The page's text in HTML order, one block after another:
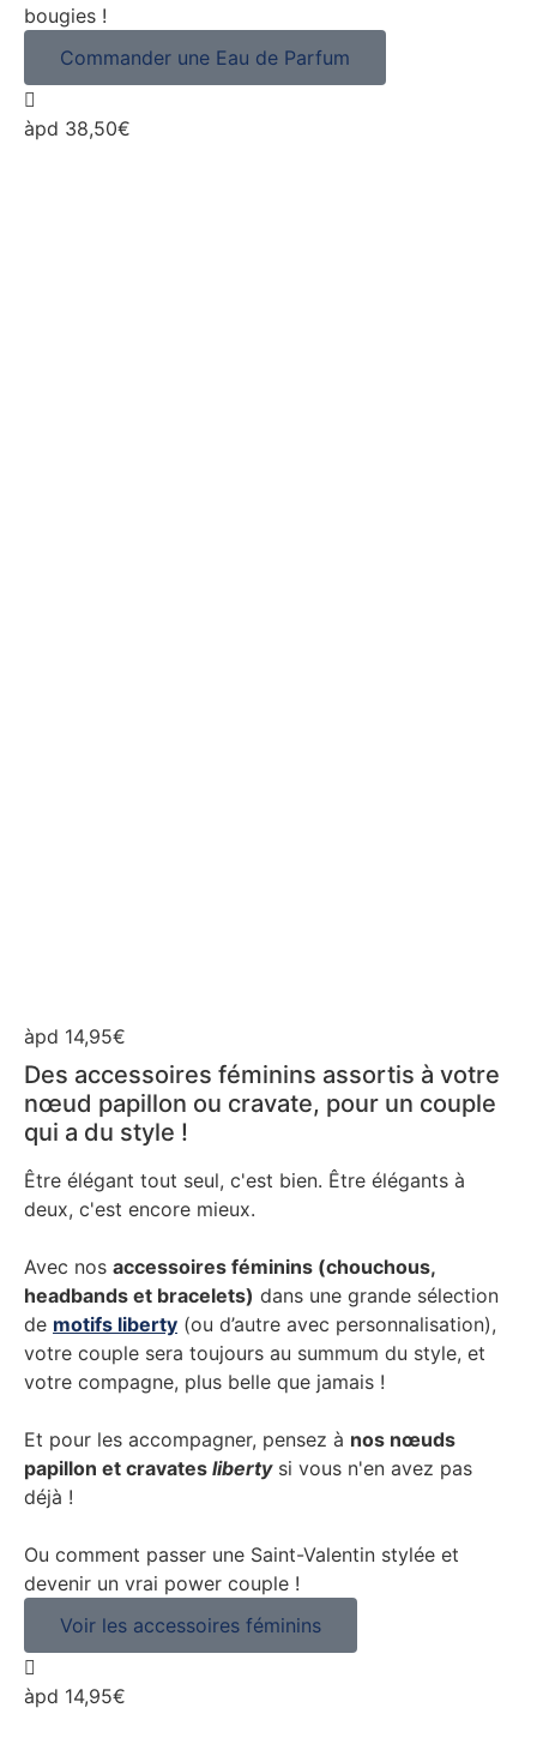
bougies !
Commander une Eau de Parfum
àpd 38,50€
àpd 14,95€
Des accessoires féminins assortis à votre
nœud papillon ou cravate, pour un couple
qui a du style !
Être élégant tout seul, c'est bien. Être élégants à
deux, c'est encore mieux.
Avec nos accessoires féminins (chouchous,
headbands et bracelets) dans une grande sélection
de motifs liberty (ou d’autre avec personnalisation),
votre couple sera toujours au summum du style, et
votre compagne, plus belle que jamais !
Et pour les accompagner, pensez à nos nœuds
papillon et cravates libertysi vous n'en avez pas
déjà !
Ou comment passer une Saint-Valentin stylée et
devenir un vrai power couple !
Voir les accessoires féminins
àpd 14,95€